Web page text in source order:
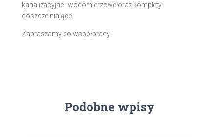
kanalizacyjne i wodomierzowe oraz komplety
doszczelniające.
Zapraszamy do współpracy !
Podobne wpisy